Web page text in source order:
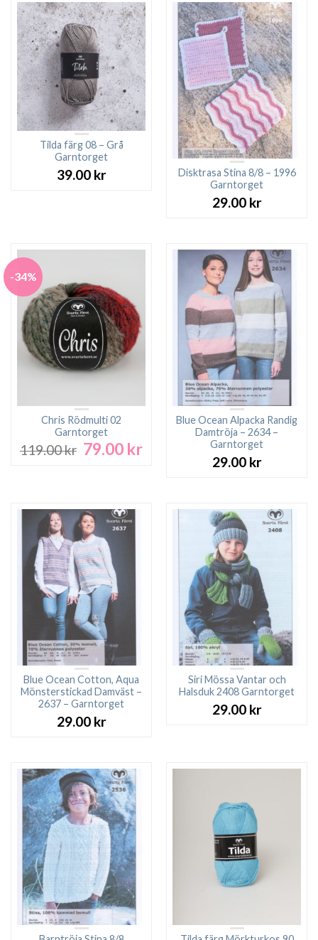
Tilda färg 08 – Grå
Garntorget
39.00 kr
Disktrasa Stina 8/8 – 1996
Garntorget
29.00 kr
-34%
Chris Rödmulti 02
Garntorget
119.00kr Det
79.00 krDet
Blue Ocean Alpacka Randig
Damtröja – 2634 –
Garntorget
29.00 kr
Blue Ocean Cotton, Aqua
Mönsterstickad Damväst –
2637 – Garntorget
29.00 kr
Siri Mössa Vantar och
Halsduk 2408 Garntorget
29.00 kr